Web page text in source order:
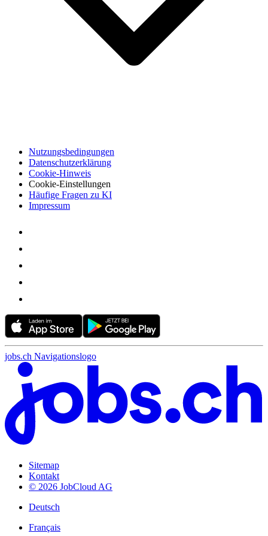
Nutzungsbedingungen
Datenschutzerklärung
Cookie-Hinweis
Cookie-Einstellungen
Häufige Fragen zu KI
Impressum
jobs.ch Navigationslogo
Sitemap
Kontakt
© 2026 JobCloud AG
Deutsch
Français